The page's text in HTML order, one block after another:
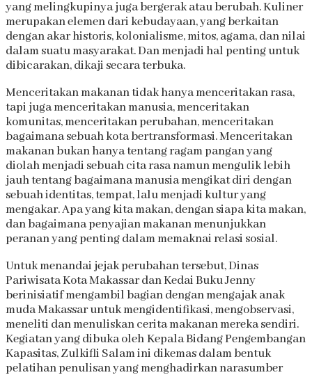
yang melingkupinya juga bergerak atau berubah. Kuliner
merupakan elemen dari kebudayaan, yang berkaitan
dengan akar historis, kolonialisme, mitos, agama, dan nilai
dalam suatu masyarakat. Dan menjadi hal penting untuk
dibicarakan, dikaji secara terbuka.
Menceritakan makanan tidak hanya menceritakan rasa,
tapi juga menceritakan manusia, menceritakan
komunitas, menceritakan perubahan, menceritakan
bagaimana sebuah kota bertransformasi. Menceritakan
makanan bukan hanya tentang ragam pangan yang
diolah menjadi sebuah cita rasa namun mengulik lebih
jauh tentang bagaimana manusia mengikat diri dengan
sebuah identitas, tempat, lalu menjadi kultur yang
mengakar. Apa yang kita makan, dengan siapa kita makan,
dan bagaimana penyajian makanan menunjukkan
peranan yang penting dalam memaknai relasi sosial.
Untuk menandai jejak perubahan tersebut, Dinas
Pariwisata Kota Makassar dan Kedai Buku Jenny
berinisiatif mengambil bagian dengan mengajak anak
muda Makassar untuk mengidentifikasi, mengobservasi,
meneliti dan menuliskan cerita makanan mereka sendiri.
Kegiatan yang dibuka oleh Kepala Bidang Pengembangan
Kapasitas, Zulkifli Salam ini dikemas dalam bentuk
pelatihan penulisan yang menghadirkan narasumber